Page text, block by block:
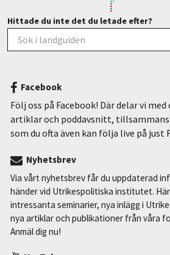
Hittade du inte det du letade efter?
Facebook
Följ oss på Facebook! Där delar vi
artiklar och poddavsnitt, tillsammans
som du ofta även kan följa live på just
Nyhetsbrev
Via vårt nyhetsbrev får du uppdaterad
händer vid Utrikespolitiska institutet.
intressanta seminarier, nya inlägg i
nya artiklar och publikationer från våra
Anmäl dig nu!